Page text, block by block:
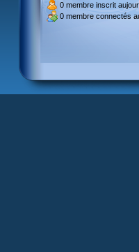
0 membre inscrit
0 membre connectés